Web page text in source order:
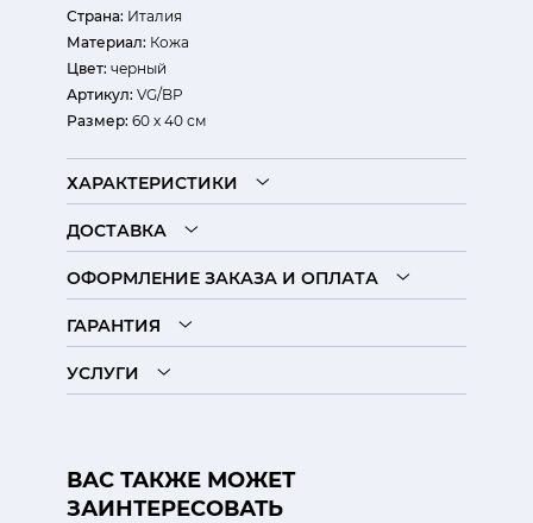
Страна: Италия
Материал: Кожа
Цвет: черный
Артикул: VG/BP
Размер: 60 х 40 см
ХАРАКТЕРИСТИКИ
ДОСТАВКА
ОФОРМЛЕНИЕ ЗАКАЗА И ОПЛАТА
ГАРАНТИЯ
УСЛУГИ
ВАС ТАКЖЕ МОЖЕТ
ЗАИНТЕРЕСОВАТЬ